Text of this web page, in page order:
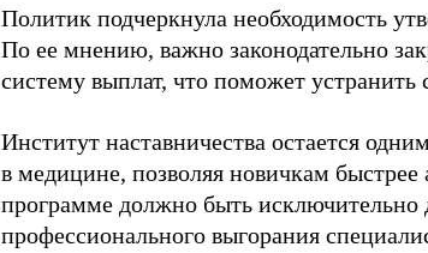
Политик подчеркнула необходимость
По ее мнению, важно законодательно
систему выплат, что поможет
Институт наставничества остается
в медицине, позволяя новичкам быстрее
программе должно быть исключительно
профессионального выгорания